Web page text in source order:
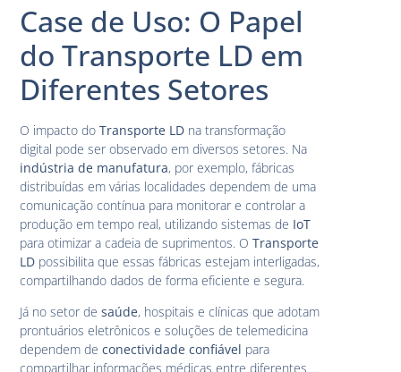
Case de Uso: O Papel
do Transporte LD em
Diferentes Setores
O impacto doTransporte LD na transformação
digital pode ser observado em diversos setores. Na
indústria de manufatura, por exemplo, fábricas
distribuídas em várias localidades dependem de uma
comunicação contínua para monitorar e controlar a
produção em tempo real, utilizando sistemas de IoT
para otimizar a cadeia de suprimentos. OTransporte
LD possibilita que essas fábricas estejam interligadas,
compartilhando dados de forma eficiente e segura.
Já no setor desaúde, hospitais e clínicas que adotam
prontuários eletrônicos e soluções de telemedicina
dependem deconectividade confiável para
compartilhar informações médicas entre diferentes